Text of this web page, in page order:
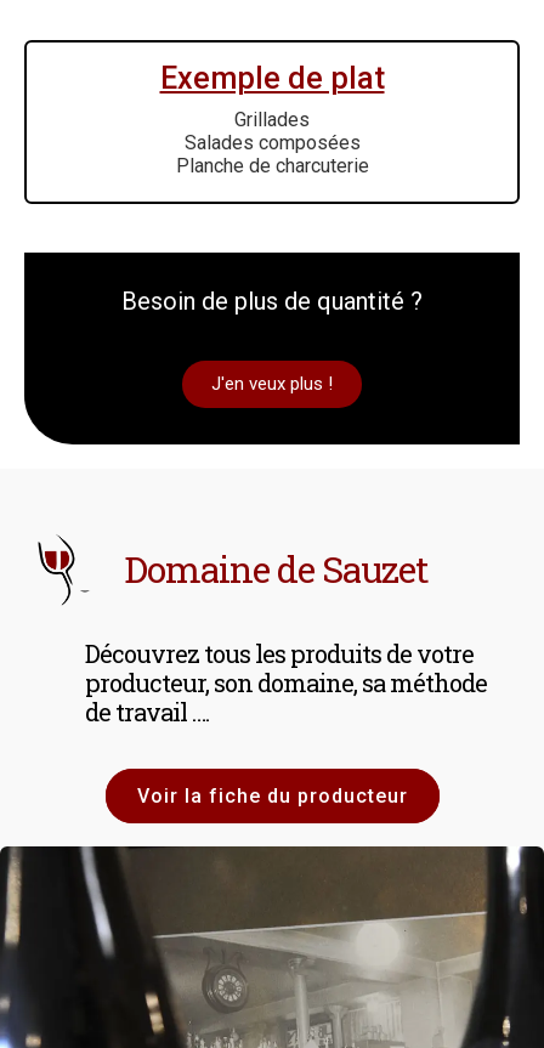
Exemple de plat
Grillades
Salades composées
Planche de charcuterie
Besoin de plus de quantité ?
J'en veux plus !
Domaine de Sauzet
Découvrez tous les produits de votre
producteur, son domaine, sa méthode
de travail ….